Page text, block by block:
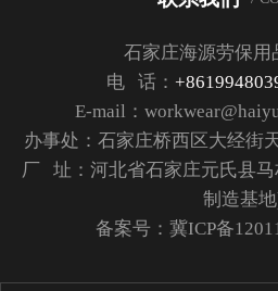
石家庄海源劳保用
电 话：
E-mail：
办事处：石家庄桥西区大经街
厂 址：河北省石家庄元氏县
制造基
备案号： 冀ICP备